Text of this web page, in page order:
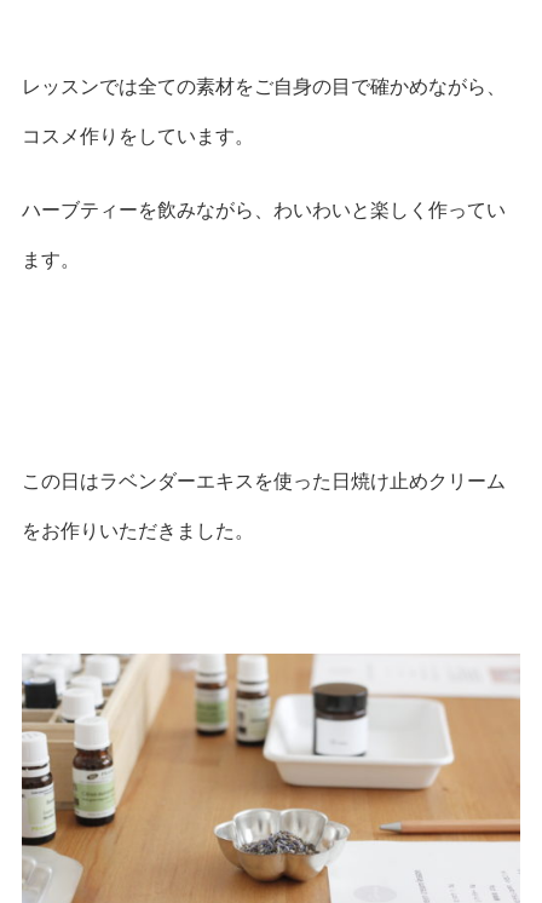
レッスンでは全ての素材をご自身の目で確かめながら、
コスメ作りをしています。
ハーブティーを飲みながら、わいわいと楽しく作ってい
ます。
この日はラベンダーエキスを使った日焼け止めクリーム
をお作りいただきました。